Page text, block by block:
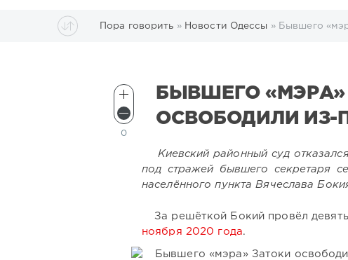
Пора говорить » Новости Одессы » Бывшего
БЫВШЕГО «МЭРА»
ОСВОБОДИЛИ ИЗ-
0
Киевский районный суд
под стражей бывшего секретаря
населённого пункта Вячеслава
За решёткой Бокий провёл
ноября 2020 года.